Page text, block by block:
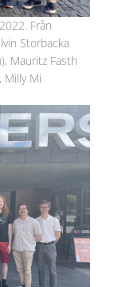
Från
Storbacka
Mauritz Fasth
Milly Mi